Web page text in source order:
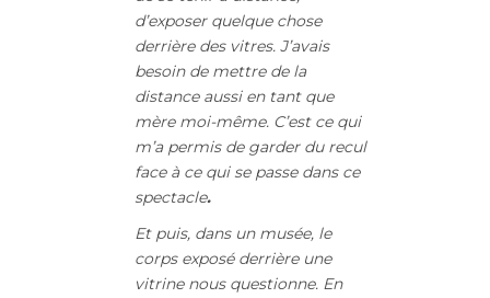
d’exposer quelque chose
derrière des vitres. J’avais
besoin de mettre de la
distance aussi en tant que
mère moi-même. C’est ce qui
m’a permis de garder du recul
face à ce qui se passe dans ce
spectacle.
Et puis, dans un musée, le
corps exposé derrière une
vitrine nous questionne. En